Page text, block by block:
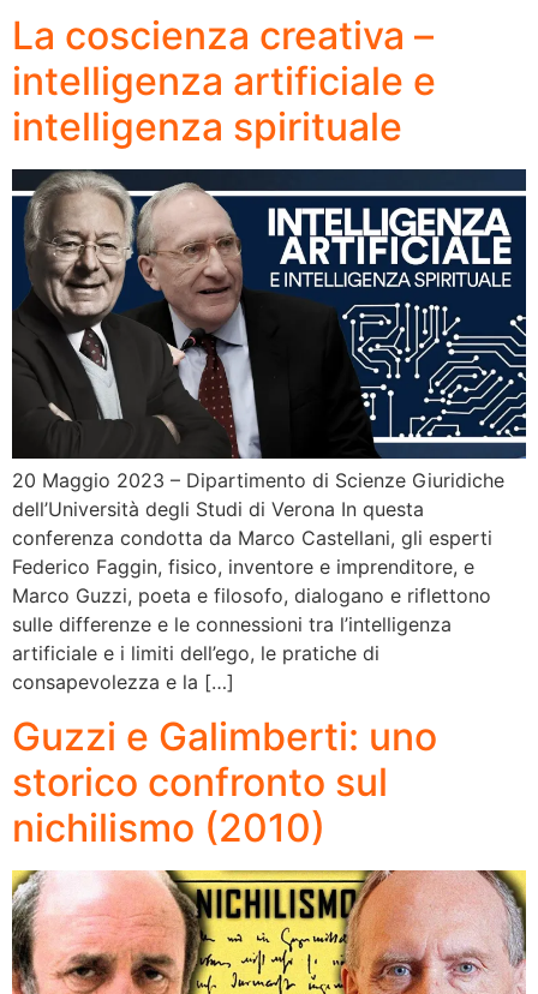
La coscienza creativa –
intelligenza artificiale e
intelligenza spirituale
20 Maggio 2023 – Dipartimento di Scienze Giuridiche
dell’Università degli Studi di Verona In questa
conferenza condotta da Marco Castellani, gli esperti
Federico Faggin, fisico, inventore e imprenditore, e
Marco Guzzi, poeta e filosofo, dialogano e riflettono
sulle differenze e le connessioni tra l’intelligenza
artificiale e i limiti dell’ego, le pratiche di
consapevolezza e la […]
Guzzi e Galimberti: uno
storico confronto sul
nichilismo (2010)